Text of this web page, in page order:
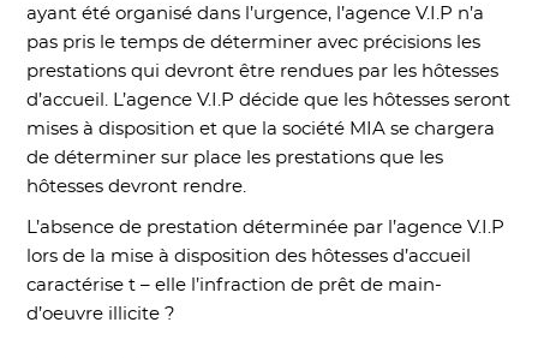
ayant été organisé dans l’urgence, l’agence V.I.P n’a
pas pris le temps de déterminer avec précisions les
prestations qui devront être rendues par les hôtesses
d’accueil. L’agence V.I.P décide que les hôtesses seront
mises à disposition et que la société MIA se chargera
de déterminer sur place les prestations que les
hôtesses devront rendre.
L’absence de prestation déterminée par l’agence V.I.P
lors de la mise à disposition des hôtesses d’accueil
caractérise t – elle l’infraction de prêt de main-
d’oeuvre illicite ?